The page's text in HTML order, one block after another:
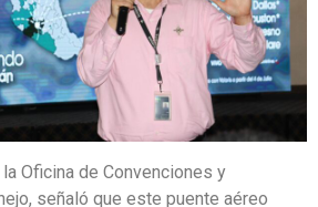
Oficina de Convenciones y
señaló que este puente aéreo